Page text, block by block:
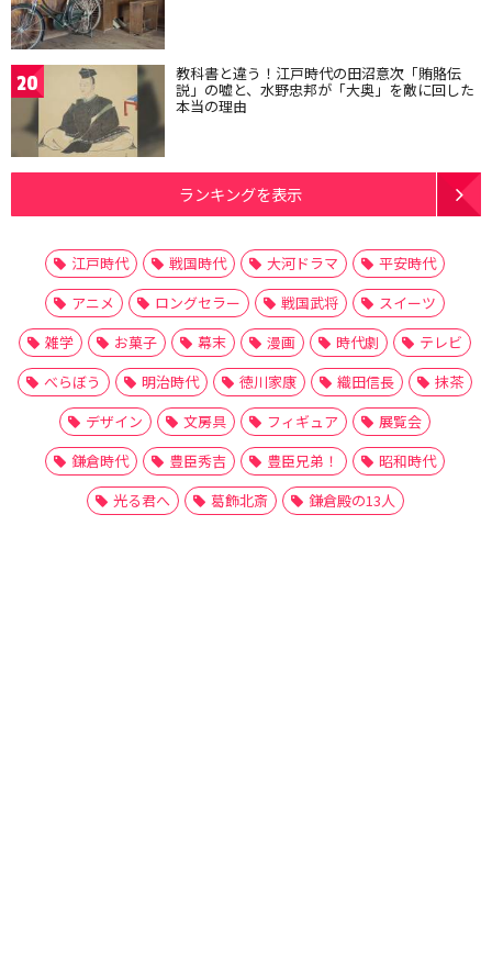
20 教科書と違う！江戸時代の田沼意次「賄賂伝
説」の嘘と、水野忠邦が「大奥」を敵に回した
本当の理由
ランキングを表示
江戸時代 戦国時代 大河ドラマ
平安時代
アニメ
ロングセラー 戦国武将
スイーツ
雑学
お菓子 幕末 漫画 時代劇
テレビ
べらぼう
明治時代 徳川家康 織田信長
抹茶
デザイン
文房具 フィギュア
展覧会
鎌倉時代
豊臣秀吉 豊臣兄弟！
昭和時代
光る君へ
葛飾北斎 鎌倉殿の13人